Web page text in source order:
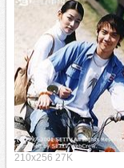
210x256 27K